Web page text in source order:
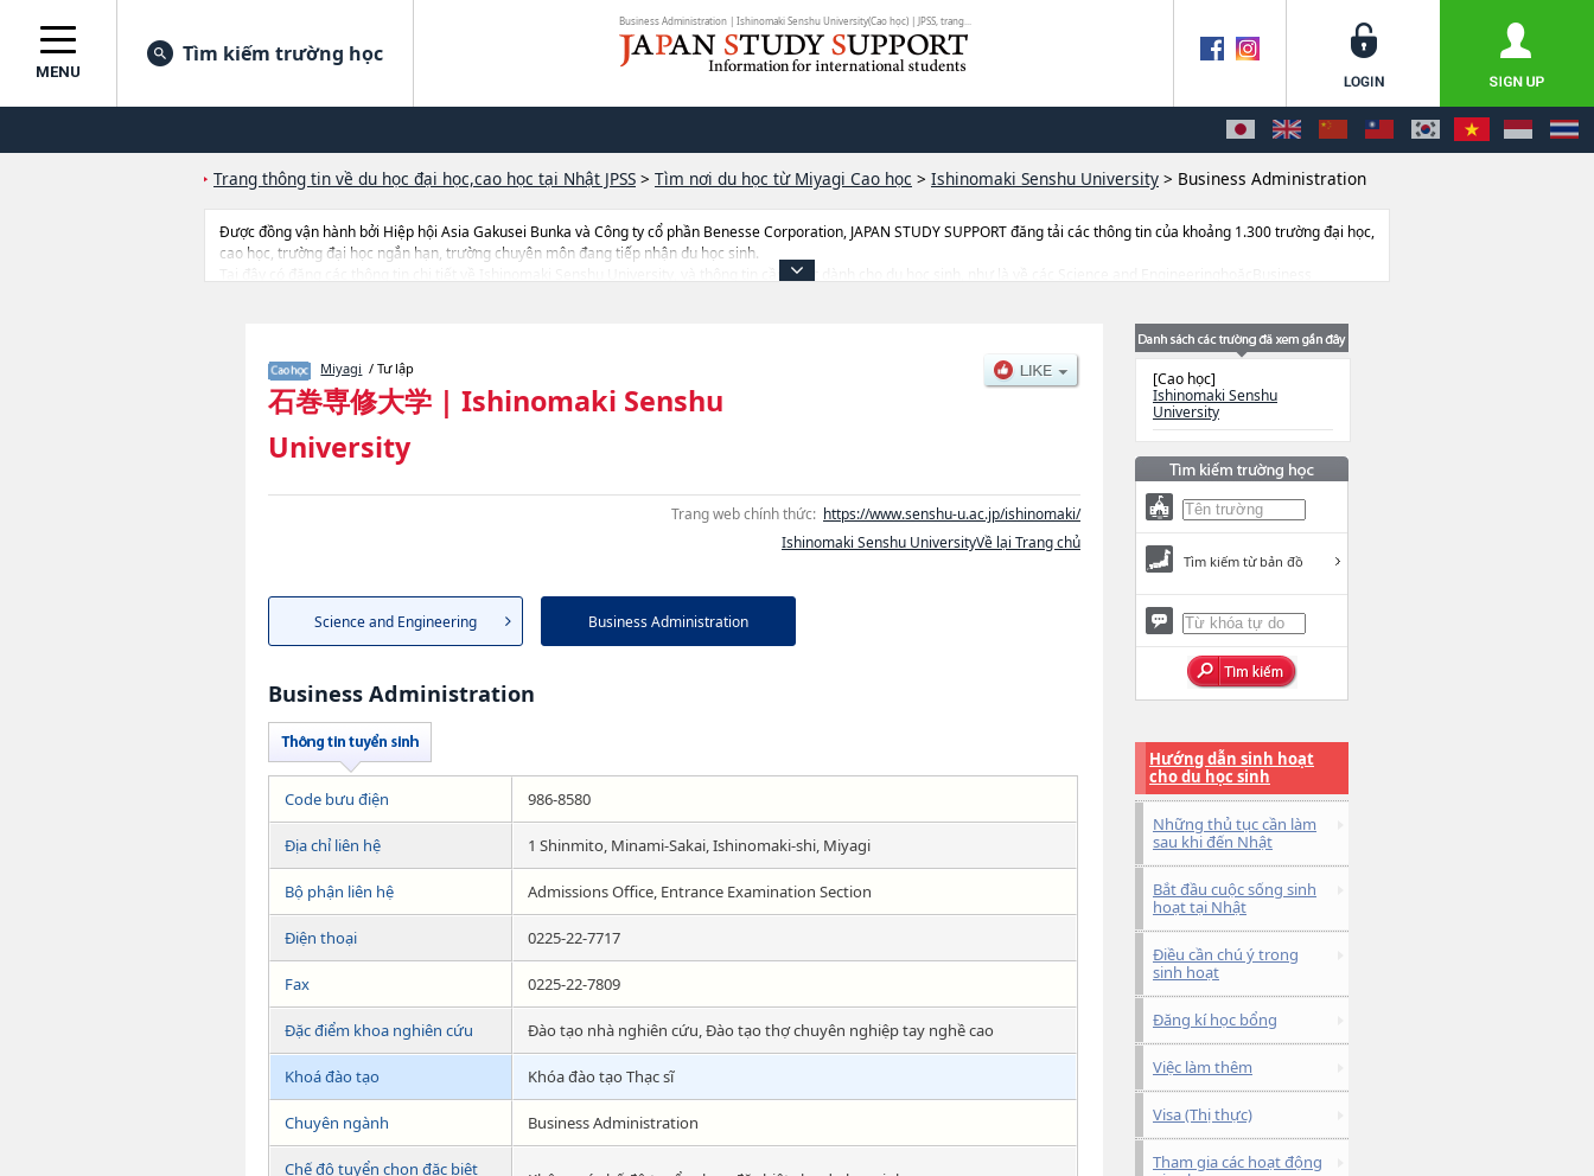
Business Administration | Ishinomaki Senshu University(Cao học) | JPSS, trang...
MENU
Tìm kiếm trường học
Trang thông tin về du học đại học,cao học tại Nhật JPSS > Tìm nơi du học từ Miyagi Cao học > Ishinomaki Senshu University > Business Administration
Được đồng vận hành bởi Hiệp hội Asia Gakusei Bunka và Công ty cổ phần Benesse Corporation, JAPAN STUDY SUPPORT đăng tải các thông tin của khoảng 1.300 trường đại học,
cao học, trường đại học ngắn hạn, trường chuyên môn đang tiếp nhận du học sinh.
Tại đây có đăng các thông tin chi tiết về Ishinomaki Senshu University, và thông tin cần thiết dành cho du học sinh, như là về các Science and EngineeringhoặcBusiness
Miyagi / Tư lập
石巻専修大学 | Ishinomaki Senshu
University
Trang web chính thức: https://www.senshu-u.ac.jp/ishinomaki/
Ishinomaki Senshu UniversityVề lại Trang chủ
Science and Engineering Business Administration
Business Administration
Code bưu điện 986-8580
Địa chỉ liên hệ 1 Shinmito, Minami-Sakai, Ishinomaki-shi, Miyagi
Bộ phận liên hệ Admissions Office, Entrance Examination Section
Điện thoại 0225-22-7717
Fax 0225-22-7809
Đặc điểm khoa nghiên cứu Đào tạo nhà nghiên cứu, Đào tạo thợ chuyên nghiệp tay nghề cao
Khoá đào tạo Khóa đào tạo Thạc sĩ
Chuyên ngành Business Administration
Chế độ tuyển chọn đăc biệt
[Cao học]
Ishinomaki Senshu
University
Tìm kiếm từ bản đồ
Hướng dẫn sinh hoạt
cho du học sinh
Những thủ tục cần làm
sau khi đến Nhật
Bắt đầu cuộc sống sinh
hoạt tại Nhật
Điều cần chú ý trong
sinh hoạt
Đăng kí học bổng
Việc làm thêm
Visa (Thị thực)
Tham gia các hoạt động